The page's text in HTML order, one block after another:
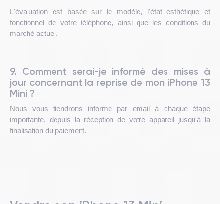
L'évaluation est basée sur le modèle, l'état esthétique et
fonctionnel de votre téléphone, ainsi que les conditions du
marché actuel.
9. Comment serai-je informé des mises à
jour concernant la reprise de mon iPhone 13
Mini ?
Nous vous tiendrons informé par email à chaque étape
importante, depuis la réception de votre appareil jusqu'à la
finalisation du paiement.